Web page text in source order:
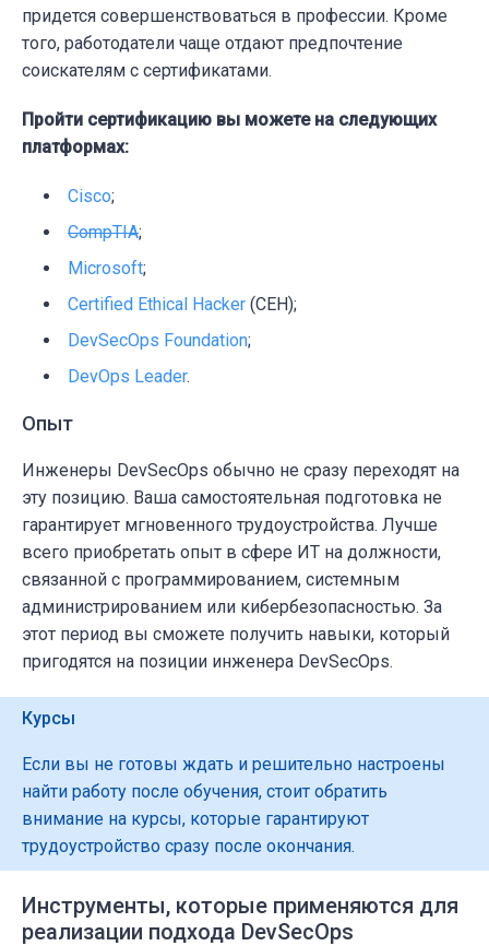
придется совершенствоваться в профессии. Кроме
того, работодатели чаще отдают предпочтение
соискателям с сертификатами.
Пройти сертификацию вы можете на следующих
платформах:
Cisco;
CompTIA;
Microsoft;
Certified Ethical Hacker (CEH);
DevSecOps Foundation;
DevOps Leader.
Опыт
Инженеры DevSecOps обычно не сразу переходят на
эту позицию. Ваша самостоятельная подготовка не
гарантирует мгновенного трудоустройства. Лучше
всего приобретать опыт в сфере ИТ на должности,
связанной с программированием, системным
администрированием или кибербезопасностью. За
этот период вы сможете получить навыки, который
пригодятся на позиции инженера DevSecOps.
Курсы
Если вы не готовы ждать и решительно настроены
найти работу после обучения, стоит обратить
внимание на курсы, которые гарантируют
трудоустройство сразу после окончания.
Инструменты, которые применяются для
реализации подхода DevSecOps